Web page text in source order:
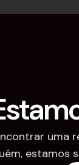
uma
estamos